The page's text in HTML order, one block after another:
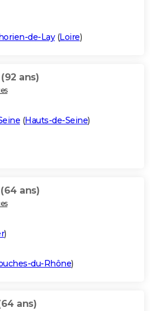
de-Lay(Loire)
(92 ans)
(Hauts-de-Seine)
(64 ans)
)
du-Rhône)
ans)